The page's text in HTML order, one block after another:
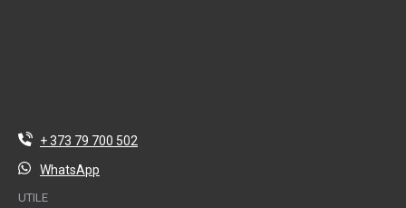
+ 373 79 700 502
WhatsApp
UTILE